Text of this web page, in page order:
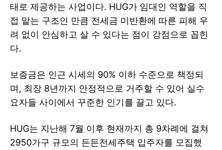
태로 제공하는 사업이다. HUG가 임대인 역할을 직
접 맡는 구조인 만큼 전세금 미반환에 따른 피해 우
려 없이 안심하고 살 수 있다는 점이 강점으로 꼽힌
다.
보증금은 인근 시세의 90% 이하 수준으로 책정되
며, 최장 8년까지 안정적으로 거주할 수 있어 실수
요자들 사이에서 꾸준한 인기를 끌고 있다.
HUG는 지난해 7월 이후 현재까지 총 9차례에 걸쳐
2950가구 규모의 든든전세주택 입주자를 모집했